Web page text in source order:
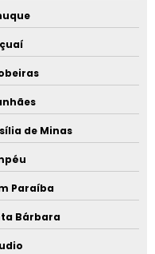
de Minas
Paraíba
Bárbara